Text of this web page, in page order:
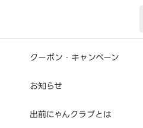
クーポン・キャンペーン
お知らせ
出前にゃんクラブとは